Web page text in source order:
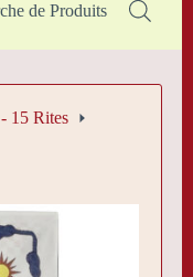
de Produits
15 Rites